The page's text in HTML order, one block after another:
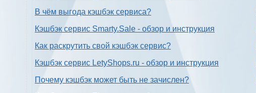
В чём выгода кэшбэк сервиса?
Кэшбэк сервис Smarty.Sale - обзор и инструкция
Как раскрутить свой кэшбэк сервис?
Кэшбэк сервис LetyShops.ru - обзор и инструкция
Почему кэшбэк может быть не зачислен?